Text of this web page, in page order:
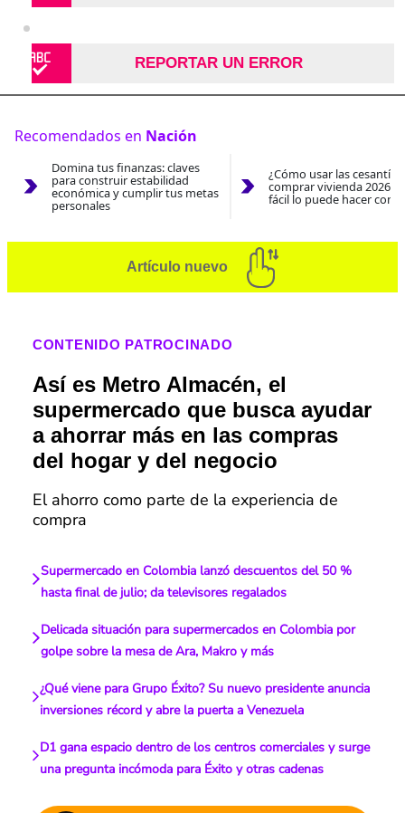
REPORTAR UN ERROR
Recomendados en Nación
Domina tus finanzas: claves
para construir estabilidad
económica y cumplir tus metas
personales
¿Cómo usar las
comprar vivienda 2026?
fácil lo puede hacer con
Artículo nuevo
CONTENIDO PATROCINADO
Así es Metro Almacén, el
supermercado que busca ayudar
a ahorrar más en las compras
del hogar y del negocio
El ahorro como parte de la experiencia de
compra
Supermercado en Colombia lanzó descuentos del 50 %
hasta final de julio; da televisores regalados
Delicada situación para supermercados en Colombia por
golpe sobre la mesa de Ara, Makro y más
¿Qué viene para Grupo Éxito? Su nuevo presidente anuncia
inversiones récord y abre la puerta a Venezuela
D1 gana espacio dentro de los centros comerciales y surge
una pregunta incómoda para Éxito y otras cadenas